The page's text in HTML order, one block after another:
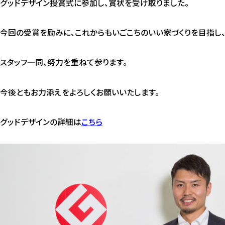
グッドデザイン授賞式に参加し、賞状を受け取りました。
今回の受賞を励みに、これからもいごこちのいい家づくりを目指し、
スタッフ一同、努力を重ねて参ります。
今後ともお力添えをよろしくお願いいたします。
グッドデザインの詳細はこちら